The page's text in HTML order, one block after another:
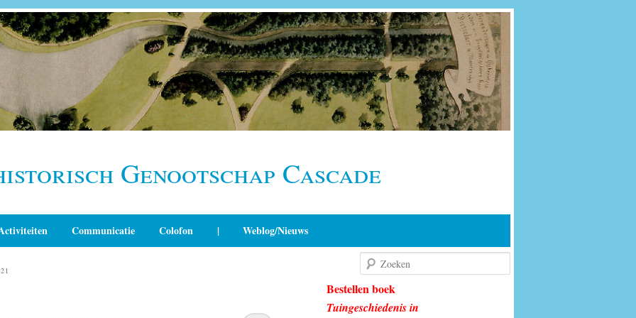
Genootschap Cascade
Communicatie Colofon | Weblog/Nieuws
Bestellen boek
Tuingeschiedenis in